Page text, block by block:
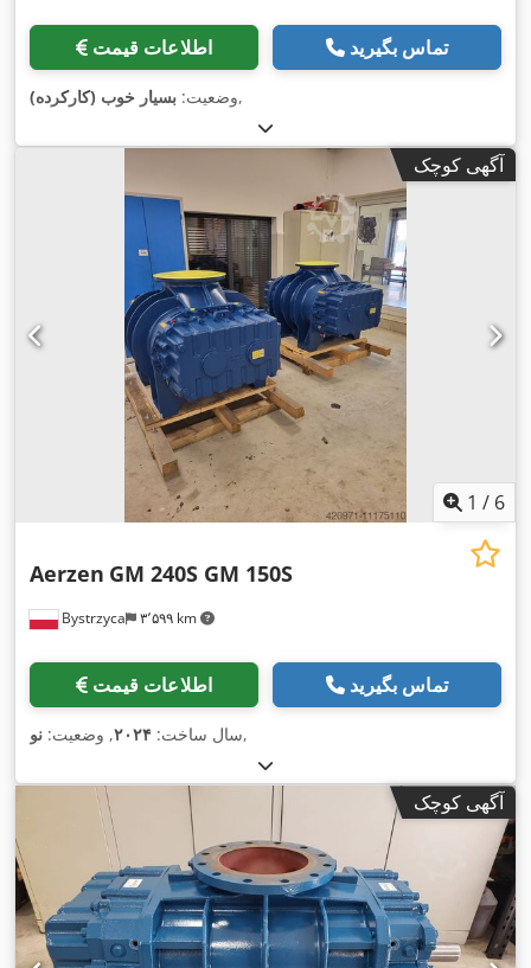
اطلاعات قیمت تماس بگیرید
وضعیت: بسیار خوب (کارکرده) ,
آگهی کوچک
1 / 6
Bystrzyca ۳٬۵۹۹ km
Aerzen GM 240S GM 150S
اطلاعات قیمت تماس بگیرید
سال ساخت: ۲۰۲۴, وضعیت: نو ,
آگهی کوچک